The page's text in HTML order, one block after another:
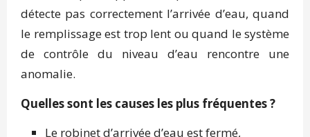
détecte pas correctement l’arrivée d’eau, quand
le remplissage est trop lent ou quand le système
de contrôle du niveau d’eau rencontre une
anomalie.
Quelles sont les causes les plus fréquentes ?
Le robinet d’arrivée d’eau est fermé,